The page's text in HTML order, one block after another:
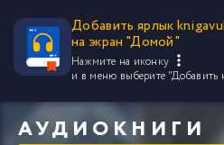
Добавить ярлык
на экран "Домой"
Нажмите на иконку
и в меню выберите "Добавить
АУДИОКНИГИ